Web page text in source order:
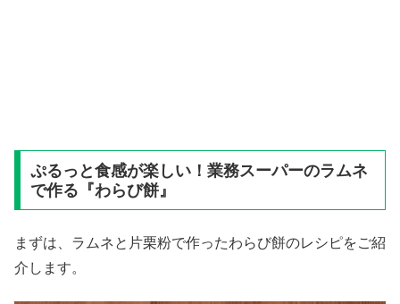
ぷるっと食感が楽しい！業務スーパーのラムネ
で作る『わらび餅』
まずは、ラムネと片栗粉で作ったわらび餅のレシピをご紹
介します。